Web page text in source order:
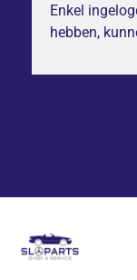
Enkel
hebben,